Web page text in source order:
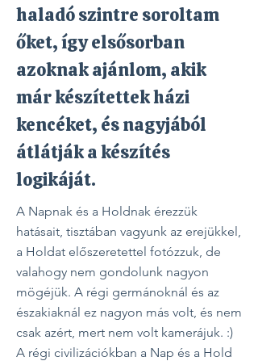
haladó szintre soroltam
őket, így elsősorban
azoknak ajánlom, akik
már készítettek házi
kencéket, és nagyjából
átlátják a készítés
logikáját.
A Napnak és a Holdnak érezzük
hatásait, tisztában vagyunk az erejükkel,
a Holdat előszeretettel fotózzuk, de
valahogy nem gondolunk nagyon
mögéjük. A régi germánoknál és az
északiaknál ez nagyon más volt, és nem
csak azért, mert nem volt kamerájuk. :)
A régi civilizációkban a Nap és a Hold